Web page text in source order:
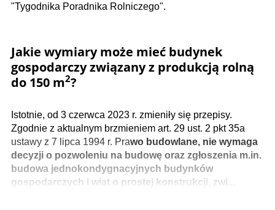
"Tygodnika Poradnika Rolniczego".
Jakie wymiary może mieć budynek
gospodarczy związany z produkcją rolną
do 150 m2?
Istotnie, od 3 czerwca 2023 r. zmieniły się przepisy.
Zgodnie z aktualnym brzmieniem art. 29 ust. 2 pkt 35a
ustawy z 7 lipca 1994 r. Prawo budowlane, nie wymaga
decyzji o pozwoleniu na budowę oraz zgłoszenia m.in.
budowa jedno­kondygnacyjnych budynków
gospodarczych i wiat o prostej konstrukcji, zwi...